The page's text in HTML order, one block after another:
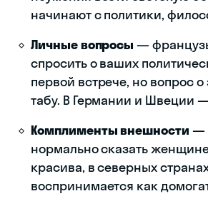
начинают с политики,
Личные вопросы —
спросить о ваших
первой встрече, но вопрос о
табу. В Германии и Швеции
Комплименты внешности —
нормально сказать
красива, в северных
воспринимается как